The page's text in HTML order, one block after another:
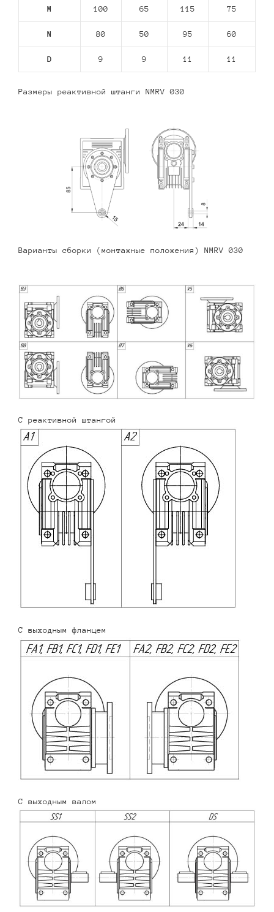
M 100 65 115 75
N 80 50 95 60
D 9 9 11 11
Размеры реактивной штанги NMRV 030
Варианты сборки (монтажные положения) NMRV 030
С реактивной штангой
С выходным фланцем
С выходным валом